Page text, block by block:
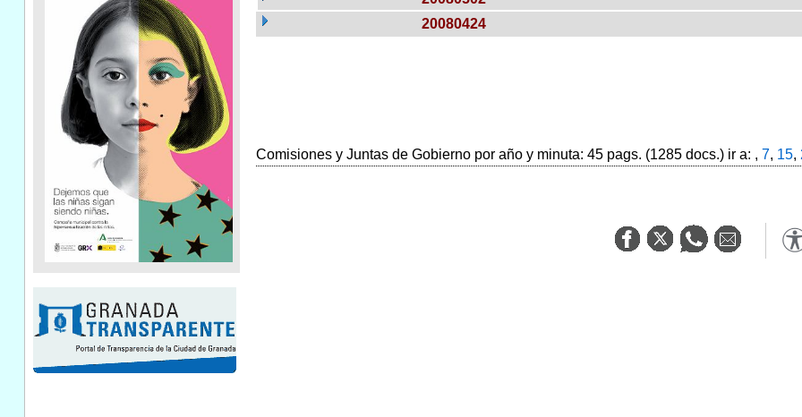
20080424
Comisiones y Juntas de Gobierno por año y minuta: 45 pags. (1285 docs.) ir a: , 7, 15,